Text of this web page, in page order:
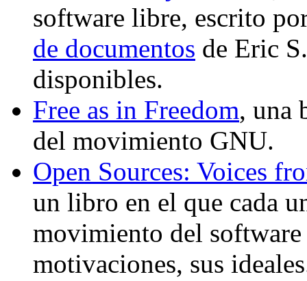
software libre, escrito
de documentos de Eric
disponibles.
Free as in Freedom, una
del movimiento GNU.
Open Sources: Voices
un libro en el que cada
movimiento del
motivaciones, sus